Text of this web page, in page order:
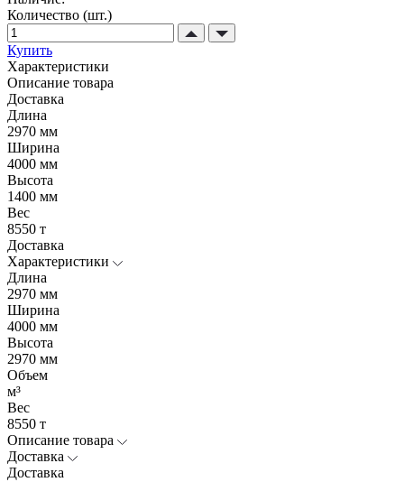
Количество (шт.)
Купить
Характеристики
Описание товара
Доставка
Длина
2970 мм
Ширина
4000 мм
Высота
1400 мм
Вес
8550 т
Доставка
Характеристики
Длина
2970 мм
Ширина
4000 мм
Высота
2970 мм
Объем
м³
Вес
8550 т
Описание товара
Доставка
Доставка